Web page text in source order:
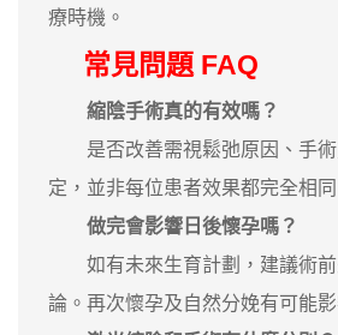
療時機。
常見問題 FAQ
縮陰手術真的有效嗎？
是否改善需視鬆弛原因、手術
定，並非每位患者效果都完全相同
做完會影響日後懷孕嗎？
如有未來生育計劃，建議術前
論。再次懷孕及自然分娩有可能